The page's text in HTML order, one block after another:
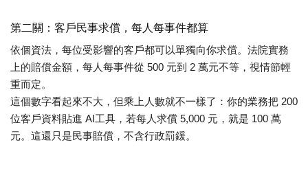
第二關：客戶民事求償，每人每事件都算
依個資法，每位受影響的客戶都可以單獨向你求償。法院實務
上的賠償金額，每人每事件從 500 元到 2 萬元不等，視情節輕
重而定。
這個數字看起來不大，但乘上人數就不一樣了：你的業務把 200
位客戶資料貼進 AI工具 ，若每人求償 5,000 元，就是 100 萬
元。這還只是民事賠償，不含行政罰鍰。